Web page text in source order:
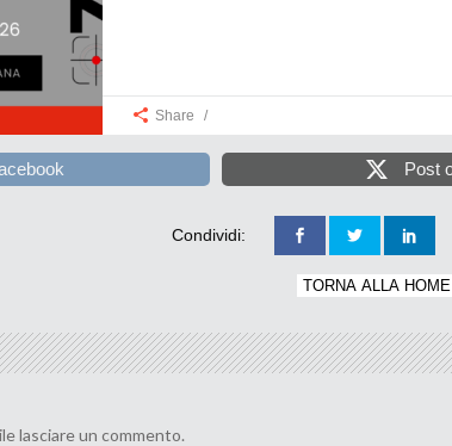
Share
Post
Condividi:
TORNA ALLA HOME
lasciare un commento.